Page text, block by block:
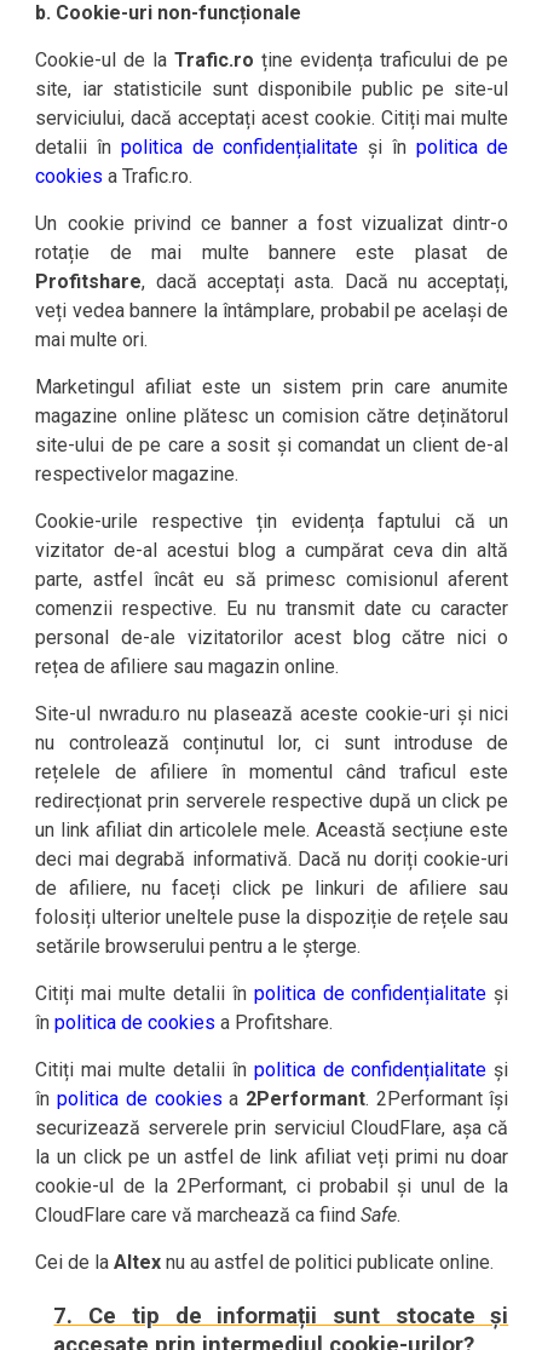
b. Cookie-uri non-funcționale
Cookie-ul de laTrafic.ro ține evidența traficului de pe
site, iar statisticile sunt disponibile public pe site-ul
serviciului, dacă acceptați acest cookie. Citiți mai multe
detalii în politica de confidențialitate și în politica de
cookies a Trafic.ro.
Un cookie privind ce banner a fost vizualizat dintr-o
rotație de mai multe bannere este plasat de
Profitshare, dacă acceptați asta. Dacă nu acceptați,
veți vedea bannere la întâmplare, probabil pe același de
mai multe ori.
Marketingul afiliat este un sistem prin care anumite
magazine online plătesc un comision către deținătorul
site-ului de pe care a sosit și comandat un client de-al
respectivelor magazine.
Cookie-urile respective țin evidența faptului că un
vizitator de-al acestui blog a cumpărat ceva din altă
parte, astfel încât eu să primesc comisionul aferent
comenzii respective. Eu nu transmit date cu caracter
personal de-ale vizitatorilor acest blog către nici o
rețea de afiliere sau magazin online.
Site-ul nwradu.ro nu plasează aceste cookie-uri și nici
nu controlează conținutul lor, ci sunt introduse de
rețelele de afiliere în momentul când traficul este
redirecționat prin serverele respective după un click pe
un link afiliat din articolele mele. Această secțiune este
deci mai degrabă informativă. Dacă nu doriți cookie-uri
de afiliere, nu faceți click pe linkuri de afiliere sau
folosiți ulterior uneltele puse la dispoziție de rețele sau
setările browserului pentru a le șterge.
Citiți mai multe detalii în politica de confidențialitate și
înpolitica de cookies a Profitshare.
Citiți mai multe detalii în politica de confidențialitate și
înpolitica de cookies a 2Performant. 2Performant își
securizează serverele prin serviciul CloudFlare, așa că
la un click pe un astfel de link afiliat veți primi nu doar
cookie-ul de la 2Performant, ci probabil și unul de la
CloudFlare care vă marchează ca fiindSafe.
Cei de laAltex nu au astfel de politici publicate online.
7. Ce tip de informații sunt stocate și